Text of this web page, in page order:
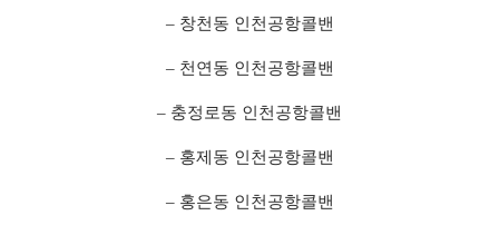
– 창천동 인천공항콜밴
– 천연동 인천공항콜밴
– 충정로동 인천공항콜밴
– 홍제동 인천공항콜밴
– 홍은동 인천공항콜밴